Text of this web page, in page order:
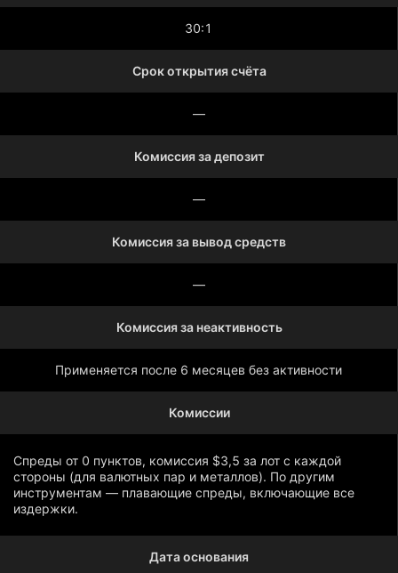
30:1
Срок открытия счёта
—
Комиссия за депозит
—
Комиссия за вывод средств
—
Комиссия за неактивность
Применяется после 6 месяцев без активности
Комиссии
Спреды от 0 пунктов, комиссия $3,5 за лот с каждой
стороны (для валютных пар и металлов). По другим
инструментам — плавающие спреды, включающие все
издержки.
Дата основания